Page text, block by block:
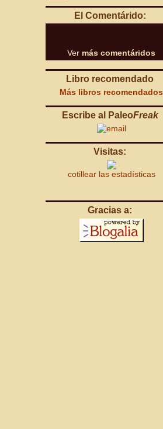
El Comentárido:
Ver más comentáridos
Libro recomendado
Más libros recomendados
Escribe al PaleoFreak
Visitas:
cotillear las estadísticas
Gracias a: